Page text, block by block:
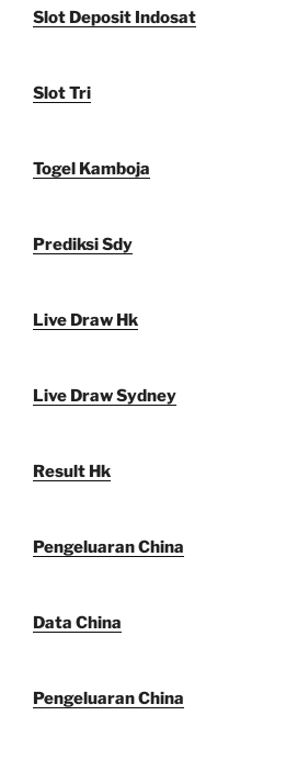
Slot Deposit Indosat
Slot Tri
Togel Kamboja
Prediksi Sdy
Live Draw Hk
Live Draw Sydney
Result Hk
Pengeluaran China
Data China
Pengeluaran China